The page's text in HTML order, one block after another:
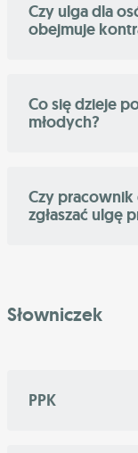
Czy ulga dla
obejmuje
Co się dzieje
młodych?
Czy pracownik
zgłaszać ulgę
Słowniczek
PPK